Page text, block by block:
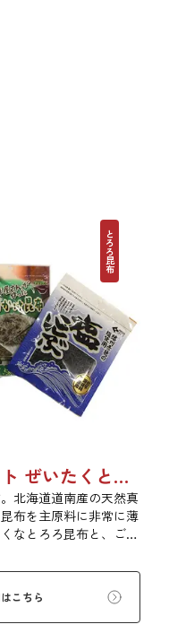
とろろ昆布
お試し３点セット ぜいたくとろろ昆布、塩こんぶ、ふりかけ昆布 （送料込 メール便でお届け）
北海道道南産の天然真
布を主原料に非常に薄
なとろろ昆布と、ご飯
け昆布、お弁当やおに
料不使用の自然派塩昆
えました。日高食品が
お試しください！
こちら